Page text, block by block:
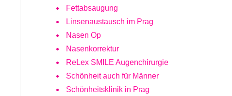
Fettabsaugung
Linsenaustausch im Prag
Nasen Op
Nasenkorrektur
ReLex SMILE Augenchirurgie
Schönheit auch für Männer
Schönheitsklinik in Prag